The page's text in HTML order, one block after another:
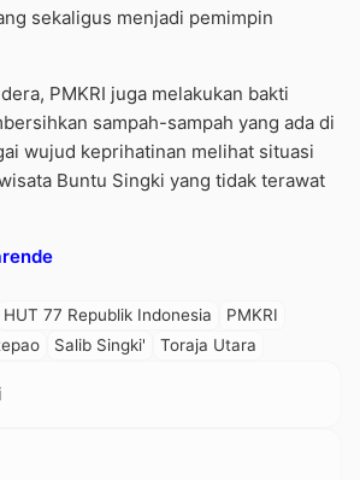
sekaligus menjadi pemimpin
PMKRI juga melakukan bakti
sampah-sampah yang ada di
wujud keprihatinan melihat situasi
Buntu Singki yang tidak terawat
HUT 77 Republik Indonesia
PMKRI
Salib Singki' Toraja Utara